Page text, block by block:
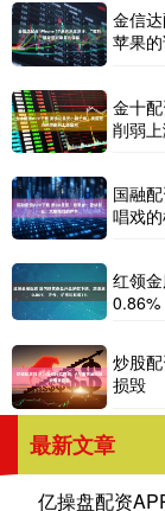
金信
苹果
金十
削弱
国融
唱戏
红领
0.86%
炒股
损毁
最新文章
亿操盘配资